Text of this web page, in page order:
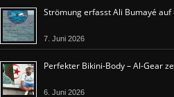
Strömung erfasst Ali Bumayé
7. Juni 2026
Perfekter Bikini-Body – Al-Gear
6. Juni 2026